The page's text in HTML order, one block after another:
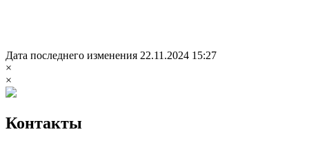
Дата последнего изменения 22.11.2024 15:27
×
×
Контакты